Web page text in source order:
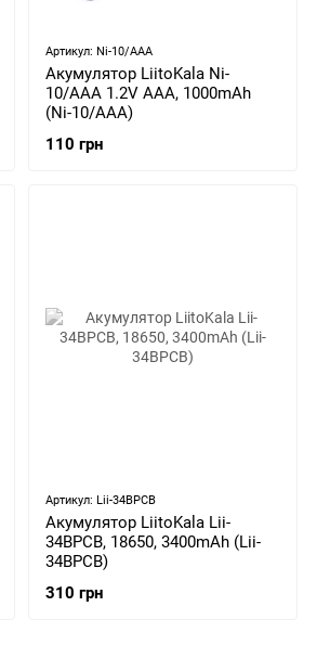
Артикул: Ni-10/AAA
Акумулятор LiitoKala Ni-
10/AAA 1.2V AAA, 1000mAh
(Ni-10/AAA)
110 грн
Артикул: Lii-34BPCB
Акумулятор LiitoKala Lii-
34BPCB, 18650, 3400mAh (Lii-
34BPCB)
310 грн